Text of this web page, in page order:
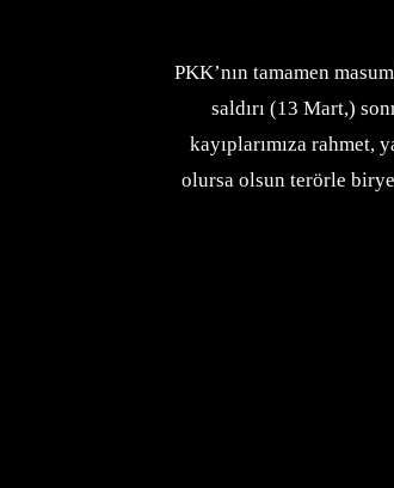
PKK’nın tamamen
saldırı (13 Mart,)
kayıplarımıza
olursa olsun terörle